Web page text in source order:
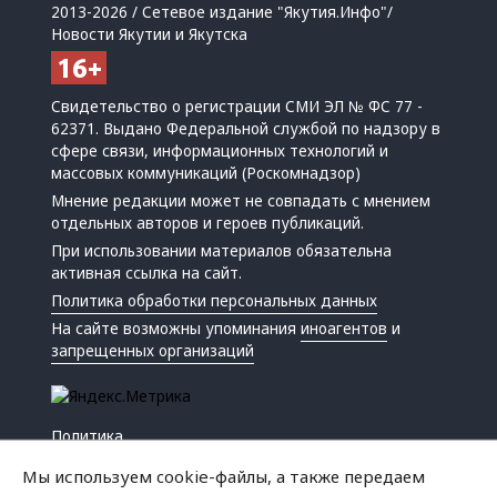
2013-2026 / Сетевое издание "Якутия.Инфо"/
Новости Якутии и Якутска
Свидетельство о регистрации СМИ ЭЛ № ФС 77 -
62371. Выдано Федеральной службой по надзору в
сфере связи, информационных технологий и
массовых коммуникаций (Роскомнадзор)
Мнение редакции может не совпадать с мнением
отдельных авторов и героев публикаций.
При использовании материалов обязательна
активная ссылка на сайт.
Политика обработки персональных данных
На сайте возможны упоминанияиноагентов и
запрещенных организаций
Политика
Мы используем cookie-файлы, а также передаем